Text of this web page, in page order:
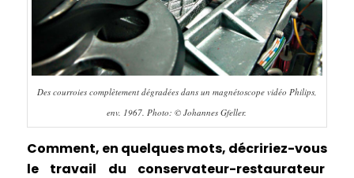
Des courroies complètement dégradées dans un magnétoscope vidéo Philips,
env. 1967. Photo: © Johannes Gfeller.
Comment, en quelques mots, décririez-vous
le travail du conservateur-restaurateur